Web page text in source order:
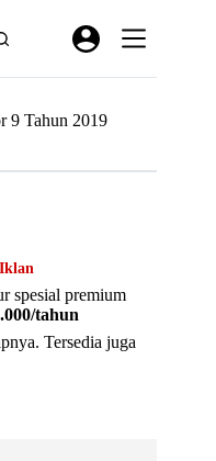
9 Tahun 2019
spesial premium
tahun
Tersedia juga